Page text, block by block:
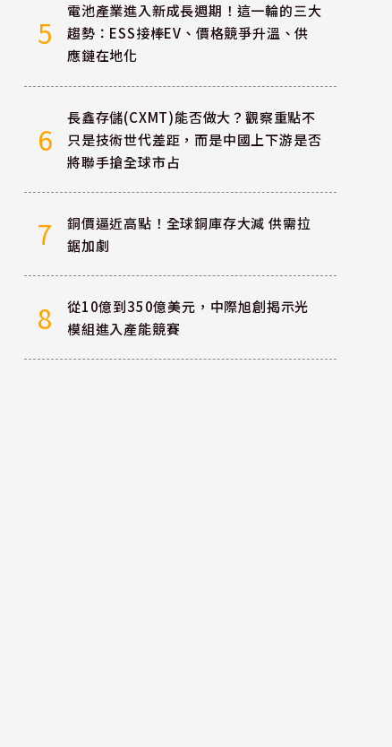
5
電池產業進入新成長週期！這一輪的三大
趨勢：ESS接棒EV、價格競爭升溫、供
應鏈在地化
6
長鑫存儲(CXMT)能否做大？觀察重點不
只是技術世代差距，而是中國上下游是否
將聯手搶全球市占
7
銅價逼近高點！全球銅庫存大減 供需拉
鋸加劇
8
從10億到350億美元，中際旭創揭示光
模組進入產能競賽